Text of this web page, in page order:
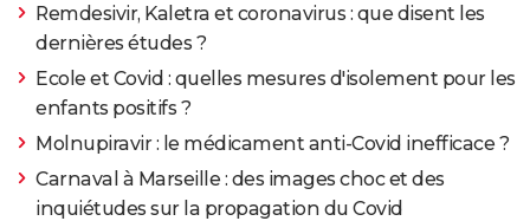
Remdesivir, Kaletra et coronavirus : que disent les
dernières études ?
Ecole et Covid : quelles mesures d'isolement pour les
enfants positifs ?
Molnupiravir : le médicament anti-Covid inefficace ?
Carnaval à Marseille : des images choc et des
inquiétudes sur la propagation du Covid